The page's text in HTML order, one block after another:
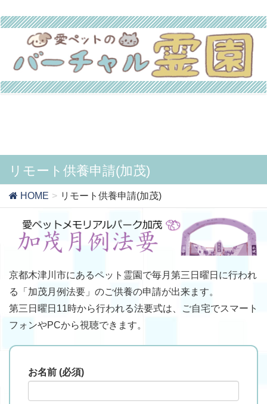
リモート供養申請(加茂)
HOME リモート供養申請(加茂)
京都木津川市にあるペット霊園で毎月第三日曜日に行われ
る「加茂月例法要」のご供養の申請が出来ます。
第三日曜日11時から行われる法要式は、ご自宅でスマート
フォンやPCから視聴できます。
お名前 (必須)